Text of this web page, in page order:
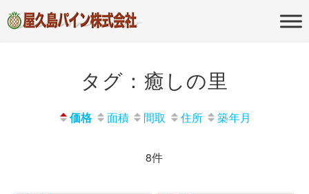
屋久島パイン
株式会社
のポータルサイト
タグ：癒しの里
価格 面積 間取 住所 築年月
8件